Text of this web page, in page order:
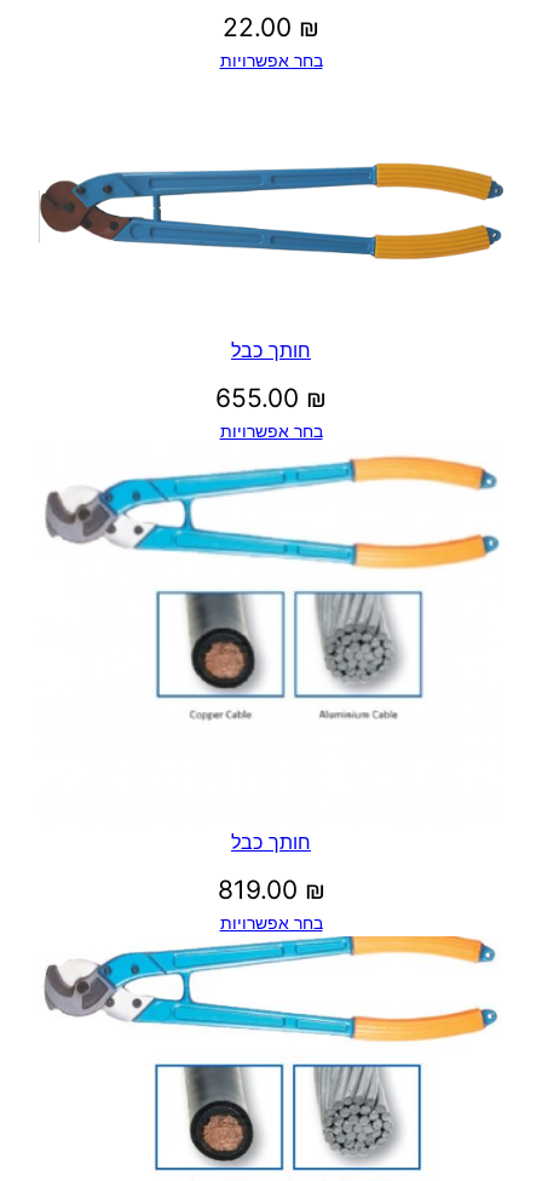
22.00 ₪
בחר אפשרויות
חותך כבל
655.00 ₪
בחר אפשרויות
חותך כבל
819.00 ₪
בחר אפשרויות